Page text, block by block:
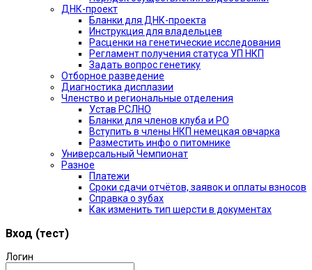
ДНК-проект
Бланки для ДНК-проекта
Инструкция для владельцев
Расценки на генетические исследования
Регламент получения статуса УП НКП
Задать вопрос генетику
Отборное разведение
Диагностика дисплазии
Членство и региональные отделения
Устав РСЛНО
Бланки для членов клуба и РО
Вступить в члены НКП немецкая овчарка
Разместить инфо о питомнике
Универсальный Чемпионат
Разное
Платежи
Сроки сдачи отчётов, заявок и оплаты взносов
Справка о зубах
Как изменить тип шерсти в документах
Вход (тест)
Логин